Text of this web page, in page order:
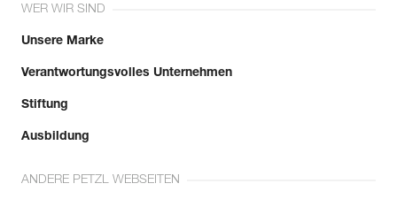
WER WIR SIND
Unsere Marke
Verantwortungsvolles Unternehmen
Stiftung
Ausbildung
ANDERE PETZL WEBSEITEN